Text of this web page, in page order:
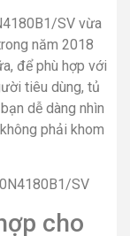
SV vừa
năm 2018
để phù hợp với
tiêu dùng, tủ
dễ dàng nhìn
phải khom
cho